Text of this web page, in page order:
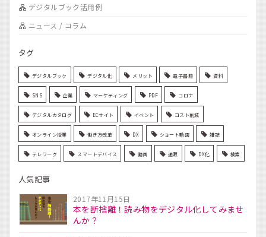
デジタルブック活用例
ニュース / コラム
タグ
デジタルブック デジタル化 メリット 電子書籍 資料
SNS 企業 マーケティング PDF コロナ
デジタルカタログ ECサイト イベント コスト削減
オンライン授業 働き方改革 DX ショート動画 雑誌
テレワーク スマートデバイス 動画 通販 DX化 検索
人気記事
2017年11月15日
本を断捨離！読み物をデジタル化してみませ
んか？